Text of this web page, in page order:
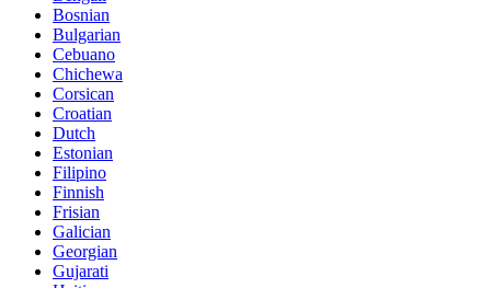
Bosnian
Bulgarian
Cebuano
Chichewa
Corsican
Croatian
Dutch
Estonian
Filipino
Finnish
Frisian
Galician
Georgian
Gujarati